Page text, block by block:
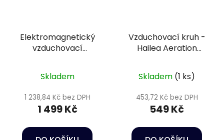
Elektromagnetický
vzduchovací
Skladem
1 238,84 Kč bez DPH
1 499 Kč
Vzduchovací kruh -
Hailea Aeration
Skladem (1 ks)
453,72 Kč bez DPH
549 Kč